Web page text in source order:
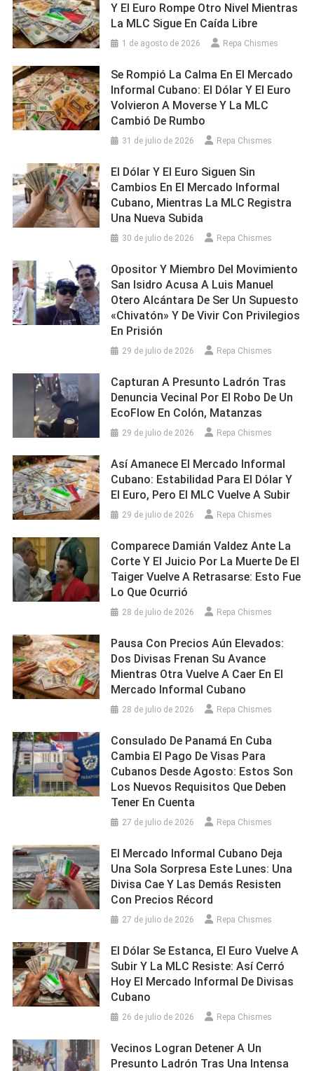
Y El Euro Rompe Otro Nivel Mientras
La MLC Sigue En Caída Libre
1 de agosto de 2026 Repa Chismes
Se Rompió La Calma En El Mercado
Informal Cubano: El Dólar Y El Euro
Volvieron A Moverse Y La MLC
Cambió De Rumbo
31 de julio de 2026 Repa Chismes
El Dólar Y El Euro Siguen Sin
Cambios En El Mercado Informal
Cubano, Mientras La MLC Registra
Una Nueva Subida
30 de julio de 2026 Repa Chismes
Opositor Y Miembro Del Movimiento
San Isidro Acusa A Luis Manuel
Otero Alcántara De Ser Un Supuesto
«chivatón» Y De Vivir Con Privilegios
En Prisión
29 de julio de 2026 Repa Chismes
Capturan A Presunto Ladrón Tras
Denuncia Vecinal Por El Robo De Un
EcoFlow En Colón, Matanzas
29 de julio de 2026 Repa Chismes
Así Amanece El Mercado Informal
Cubano: Estabilidad Para El Dólar Y
El Euro, Pero El MLC Vuelve A Subir
29 de julio de 2026 Repa Chismes
Comparece Damián Valdez Ante La
Corte Y El Juicio Por La Muerte De El
Taiger Vuelve A Retrasarse: Esto Fue
Lo Que Ocurrió
28 de julio de 2026 Repa Chismes
Pausa Con Precios Aún Elevados:
Dos Divisas Frenan Su Avance
Mientras Otra Vuelve A Caer En El
Mercado Informal Cubano
28 de julio de 2026 Repa Chismes
Consulado De Panamá En Cuba
Cambia El Pago De Visas Para
Cubanos Desde Agosto: Estos Son
Los Nuevos Requisitos Que Deben
Tener En Cuenta
27 de julio de 2026 Repa Chismes
El Mercado Informal Cubano Deja
Una Sola Sorpresa Este Lunes: Una
Divisa Cae Y Las Demás Resisten
Con Precios Récord
27 de julio de 2026 Repa Chismes
El Dólar Se Estanca, El Euro Vuelve A
Subir Y La MLC Resiste: Así Cerró
Hoy El Mercado Informal De Divisas
Cubano
26 de julio de 2026 Repa Chismes
Vecinos Logran Detener A Un
Presunto Ladrón Tras Una Intensa